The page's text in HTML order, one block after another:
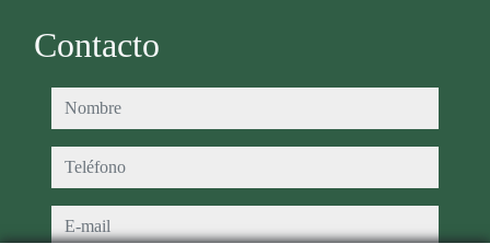
Contacto
nombre
teléfono
e-mail